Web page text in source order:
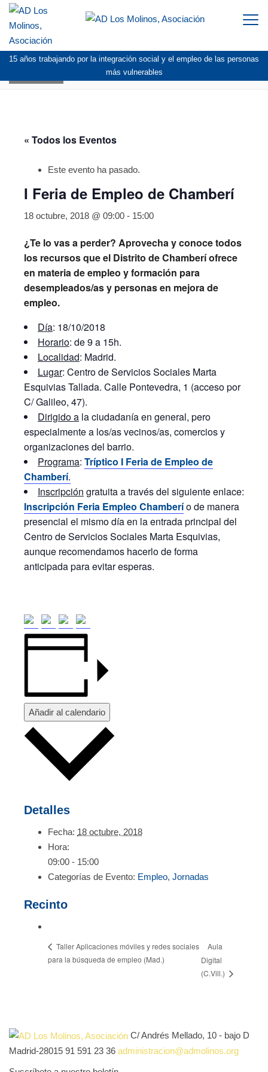
15 años trabajando por la integración social y el empleo de las personas
más vulnerables
« Todos los Eventos
Este evento ha pasado.
I Feria de Empleo de Chamberí
18 octubre, 2018 @ 09:00 - 15:00
¿Te lo vas a perder? Aprovecha y conoce todos
los recursos que el Distrito de Chamberí ofrece
en materia de empleo y formación para
desempleados/as y personas en mejora de
empleo.
Día: 18/10/2018
Horario: de 9 a 15h.
Localidad: Madrid.
Lugar: Centro de Servicios Sociales Marta
Esquivias Tallada. Calle Pontevedra, 1 (acceso por
C/ Galileo, 47).
Dirigido a la ciudadanía en general, pero
especialmente a los/as vecinos/as, comercios y
organizaciones del barrio.
Programa: Tríptico I Feria de Empleo de
Chamberí.
Inscripción gratuita a través del siguiente enlace:
Inscripción Feria Empleo Chamberío de manera
presencial el mismo día en la entrada principal del
Centro de Servicios Sociales Marta Esquivias,
aunque recomendamos hacerlo de forma
anticipada para evitar esperas.
Añadir al calendario
Detalles
Fecha: 18 octubre, 2018
Hora:
09:00 - 15:00
Categorías de Evento: Empleo, Jornadas
Recinto
Taller Aplicaciones móviles y redes sociales
para la búsqueda de empleo (Mad.)
Aula
Digital
(C.Vill.)
C/ Andrés Mellado, 10 - bajo D
Madrid-28015 91 591 23 36 administracion@admolinos.org